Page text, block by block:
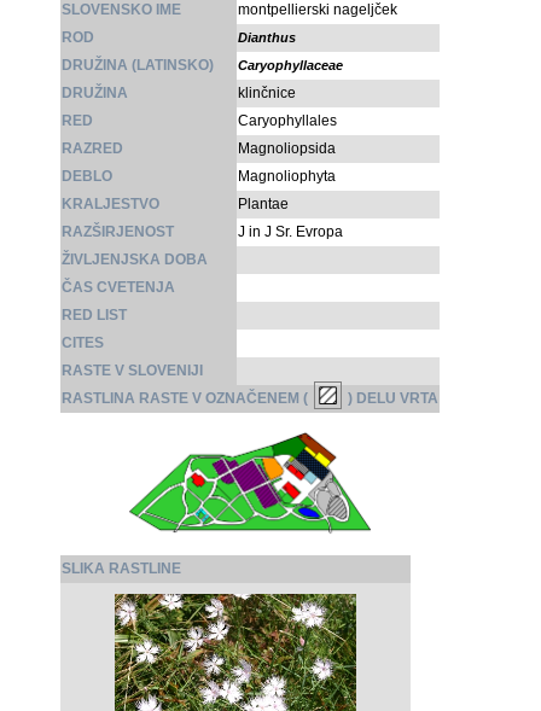
SLOVENSKO IME
montpellierski nageljček
ROD
Dianthus
DRUŽINA (LATINSKO) Caryophyllaceae
DRUŽINA
klinčnice
RED
Caryophyllales
RAZRED
Magnoliopsida
DEBLO
Magnoliophyta
KRALJESTVO
Plantae
RAZŠIRJENOST
J in J Sr. Evropa
ŽIVLJENJSKA DOBA
ČAS CVETENJA
RED LIST
CITES
RASTE V SLOVENIJI
RASTLINA RASTE V OZNAČENEM (
) DELU VRTA
SLIKA RASTLINE